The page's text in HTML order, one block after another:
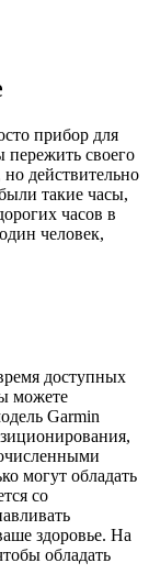
прибор для
своего
действительно
такие часы,
часов в
человек,
доступных
можете
Garmin
могут обладать
со
здоровье. На
обладать